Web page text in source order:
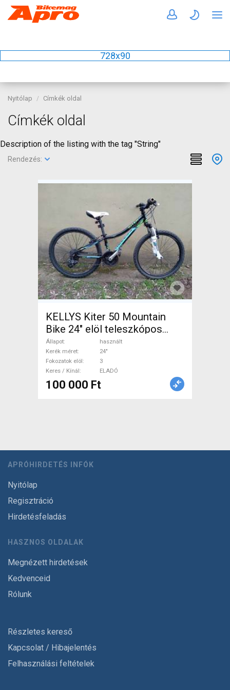
728x90
Nyitólap Címkék oldal
Címkék oldal
Description of the listing with the tag "String"
Rendezés:
KELLYS Kiter 50 Mountain
Bike 24" elöl teleszkópos
használt ELADÓ
Állapot
használt
Kerék méret
24"
Fokozatok elöl
3
Keres / Kínál
ELADÓ
100 000 Ft
APRÓHIRDETÉS INFÓK
Nyitólap
Regisztráció
Hirdetésfeladás
HASZNOS OLDALAK
Megnézett hirdetések
Kedvenceid
Rólunk
Részletes kereső
Kapcsolat / Hibajelentés
Felhasználási feltételek